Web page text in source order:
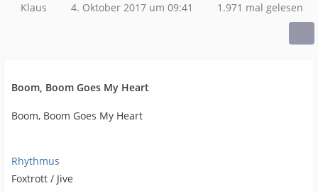
Klaus 4. Oktober 2017 um 09:41 1.971 mal gelesen
Boom, Boom Goes My Heart
Boom, Boom Goes My Heart
Rhythmus
Foxtrott / Jive